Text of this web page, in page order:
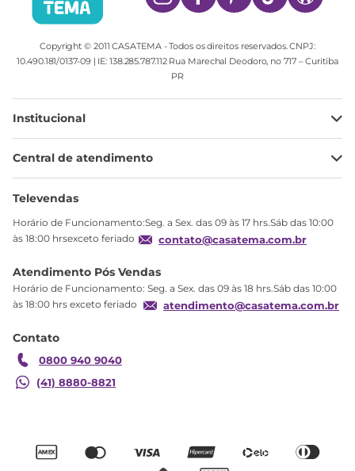
Copyright © 2011 CASATEMA - Todos os direitos reservados. CNPJ:
10.490.181/0137-09 | IE: 138.285.787.112 Rua Marechal Deodoro, no 717 – Curitiba
PR
Institucional
Minha Conta
Meus pedidos
Troca
Garantia
Central de atendimento
Ajuda
Televendas
Horário de Funcionamento:Seg. a Sex. das 09 às 17 hrs.Sáb das 10:00
às 18:00 hrsexceto feriado
contato@casatema.com.br
Atendimento Pós Vendas
Horário de Funcionamento: Seg. a Sex. das 09 às 18 hrs.Sáb das 10:00
às 18:00 hrs exceto feriado
atendimento@casatema.com.br
Contato
0800 940 9040
(41) 8880-8821